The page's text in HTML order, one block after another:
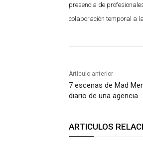
presencia de
colaboración temporal a
Artículo anterior
7 escenas de Mad
diario de una agencia
ARTICULOS